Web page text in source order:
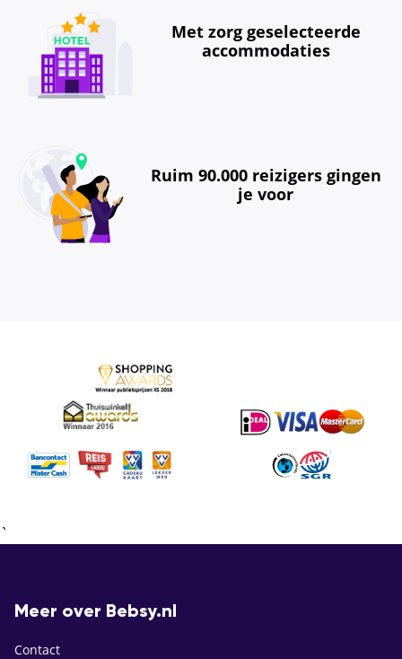
Met zorg geselecteerde
accommodaties
Ruim 90.000 reizigers gingen
je voor
`
Meer over Bebsy.nl
Contact